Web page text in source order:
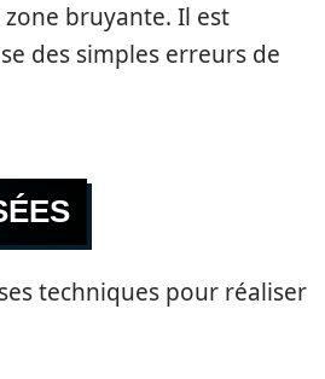
zone bruyante. Il est
des simples erreurs de
techniques pour réaliser